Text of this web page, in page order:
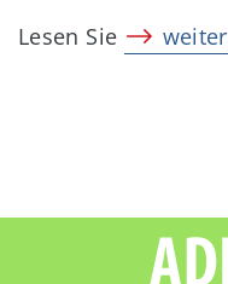
Lesen Sie
weiter